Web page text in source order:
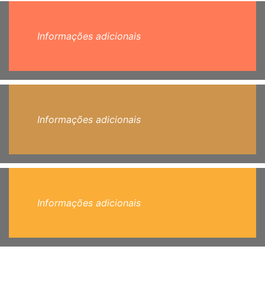
Informações adicionais
Informações adicionais
Informações adicionais